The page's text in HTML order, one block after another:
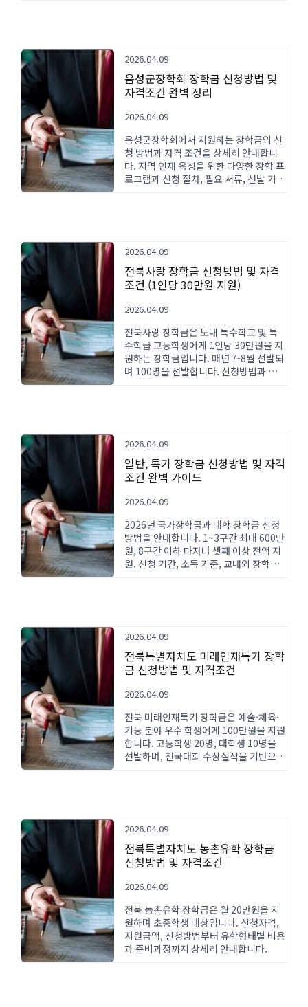
2026.04.09
음성군장학회 장학금 신청방법 및
자격조건 완벽 정리
2026.04.09
음성군장학회에서 지원하는 장학금의 신
청 방법과 자격 조건을 상세히 안내합니
다. 지역 인재 육성을 위한 다양한 장학 프
로그램과 신청 절차, 필요 서류, 선발 기준
2026.04.09
전북사랑 장학금 신청방법 및 자격
조건 (1인당 30만원 지원)
2026.04.09
전북사랑 장학금은 도내 특수학교 및 특
수학급 고등학생에게 1인당 30만원을 지
원하는 장학금입니다. 매년 7-8월 선발되
며 100명을 선발합니다. 신청방법과 자격
2026.04.09
일반, 특기 장학금 신청방법 및 자격
조건 완벽 가이드
2026.04.09
2026년 국가장학금과 대학 장학금 신청
방법을 안내합니다. 1~3구간 최대 600만
원, 8구간 이하 다자녀 셋째 이상 전액 지
원. 신청 기간, 소득 기준, 교내외 장학금
2026.04.09
전북특별자치도 미래인재특기 장학
금 신청방법 및 자격조건
2026.04.09
전북 미래인재특기 장학금은 예술·체육·
기능 분야 우수 학생에게 100만원을 지원
합니다. 고등학생 20명, 대학생 10명을
선발하며, 전국대회 수상실적을 기반으로
2026.04.09
전북특별자치도 농촌유학 장학금
신청방법 및 자격조건
2026.04.09
전북 농촌유학 장학금은 월 20만원을 지
원하며 초중학생 대상입니다. 신청자격,
지원금액, 신청방법부터 유학형태별 비용
과 준비과정까지 상세히 안내합니다.